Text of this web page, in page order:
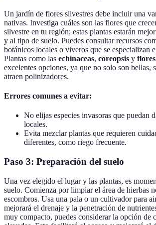
Un jardín de flores silvestres debe incluir una
nativas. Investiga cuáles son las flores que
silvestre en tu región; estas plantas estarán
y al tipo de suelo. Puedes consultar recursos
botánicos locales o viveros que se especializan
Plantas como las echinaceas, coreopsis y
excelentes opciones, ya que no solo son bellas,
atraen polinizadores.
Errores comunes a evitar:
No elijas especies invasoras que puedan
locales.
Evita mezclar plantas que requieren
diferentes, como riego frecuente.
Paso 3: Preparación del suelo
Una vez elegido el lugar y las plantas, es
suelo. Comienza por limpiar el área de hierbas
escombros. Usa una pala o un cultivador para
mejorará el drenaje y la penetración de
muy compacto, puedes considerar la opción de